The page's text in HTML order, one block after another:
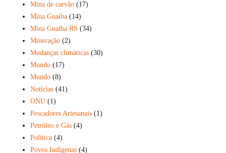
Mina de carvão (17)
Mina Guaiba (14)
Mina Guaíba RS (34)
Mineração (2)
Mudanças climáticas (30)
Mundo (17)
Mundo (8)
Notícias (41)
ONU (1)
Pescadores Artesanais (1)
Petróleo e Gás (4)
Política (4)
Povos Indígenas (4)